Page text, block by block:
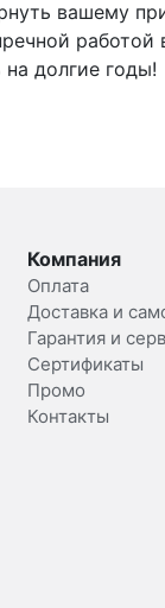
вашему
на долгие годы!
Компания
Оплата
Доставка и
Гарантия и
Сертификаты
Промо
Контакты